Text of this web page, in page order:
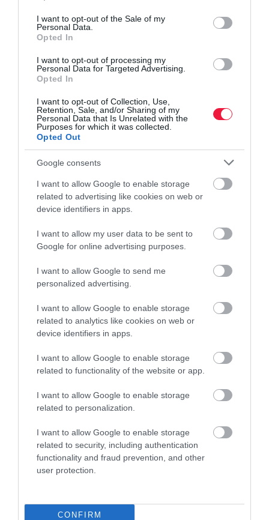
use your data for below specified purposes in below Google
consent section.
I want to opt-out of the Sale of my
Personal Data.
Opted In
I want to opt-out of processing my
Personal Data for Targeted Advertising.
Opted In
I want to opt-out of Collection, Use,
Retention, Sale, and/or Sharing of my
Personal Data that Is Unrelated with the
Purposes for which it was collected.
Opted Out
Google consents
I want to allow Google to enable storage
related to advertising like cookies on web or
device identifiers in apps.
I want to allow my user data to be sent to
Google for online advertising purposes.
I want to allow Google to send me
personalized advertising.
I want to allow Google to enable storage
related to analytics like cookies on web or
device identifiers in apps.
I want to allow Google to enable storage
related to functionality of the website or app.
I want to allow Google to enable storage
related to personalization.
I want to allow Google to enable storage
related to security, including authentication
functionality and fraud prevention, and other
user protection.
CONFIRM
Hasznos funkciók jönnek a Whatsappra, érdemes
frissíteni
alkalmazásban, így a felhasználók mostantól okostelefon nélkül is
regisztrálhatnak iPaden, könnyebben kezelhetik a PDF-fájlokat,